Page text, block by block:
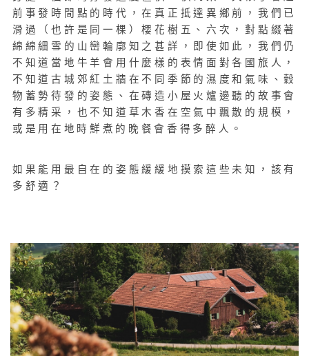
前事發時間點的時代，在真正抵達異鄉前，我們已
滑過（也許是同一棵）櫻花樹五、六次，對點綴著
綿綿細雪的山巒輪廓知之甚詳，即使如此，我們仍
不知道當地牛羊會用什麼樣的表情面對各國旅人，
不知道古城郊紅土牆在不同季節的濕度和氣味、穀
物蓄勢待發的姿態、在磚造小屋火爐邊聽的故事會
有多精采，也不知道草木香在空氣中飄散的規模，
或是用在地時鮮煮的晚餐會香得多醉人。
如果能用最自在的姿態緩緩地摸索這些未知，該有
多舒適？